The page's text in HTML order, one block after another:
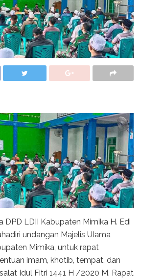
DPD LDII Kabupaten Mimika H. Edi
undangan Majelis Ulama
Mimika, untuk rapat
imam, khotib, tempat, dan
Idul Fitri 1441 H /2020 M. Rapat